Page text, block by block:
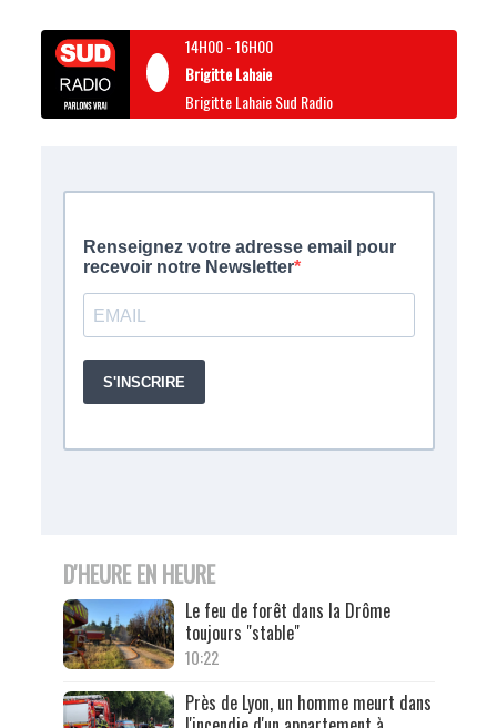
14H00-16H00
Brigitte Lahaie
Brigitte Lahaie Sud Radio
D'HEURE EN HEURE
Le feu de forêt dans la Drôme
toujours "stable"
10:22
Près de Lyon, un homme meurt dans